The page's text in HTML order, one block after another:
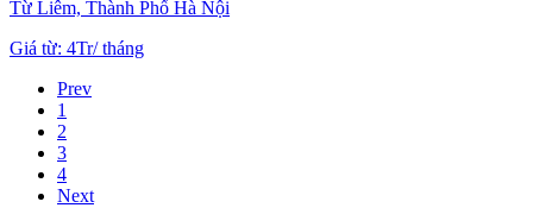
Từ Liêm, Thành Phố Hà Nội
Giá từ: 4Tr/tháng
Prev
1
2
3
4
Next